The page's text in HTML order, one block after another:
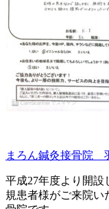
まろん鍼灸接骨院
平成27年度より開設
規患者様がご来院い